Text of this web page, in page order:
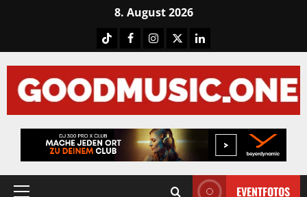
8. August 2026
TiktokFacebook
Instagram
X LinkedIN
EVENTFOTOS